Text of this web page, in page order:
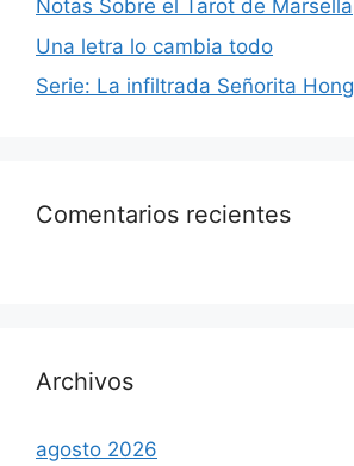
Notas Sobre el Tarot de Marsella
Una letra lo cambia todo
Serie: La infiltrada Señorita Hong
Comentarios recientes
Archivos
agosto 2026